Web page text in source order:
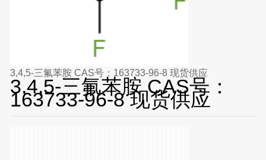
3,4,5-三氟苯胺 CAS号：163733-96-8 现货供应
3,4,5-三氟苯胺 CAS号：
163733-96-8 现货供应